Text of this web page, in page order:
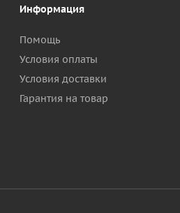
Информация
Помощь
Условия оплаты
Условия доставки
Гарантия на товар